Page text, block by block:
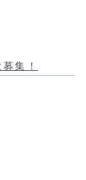
集！